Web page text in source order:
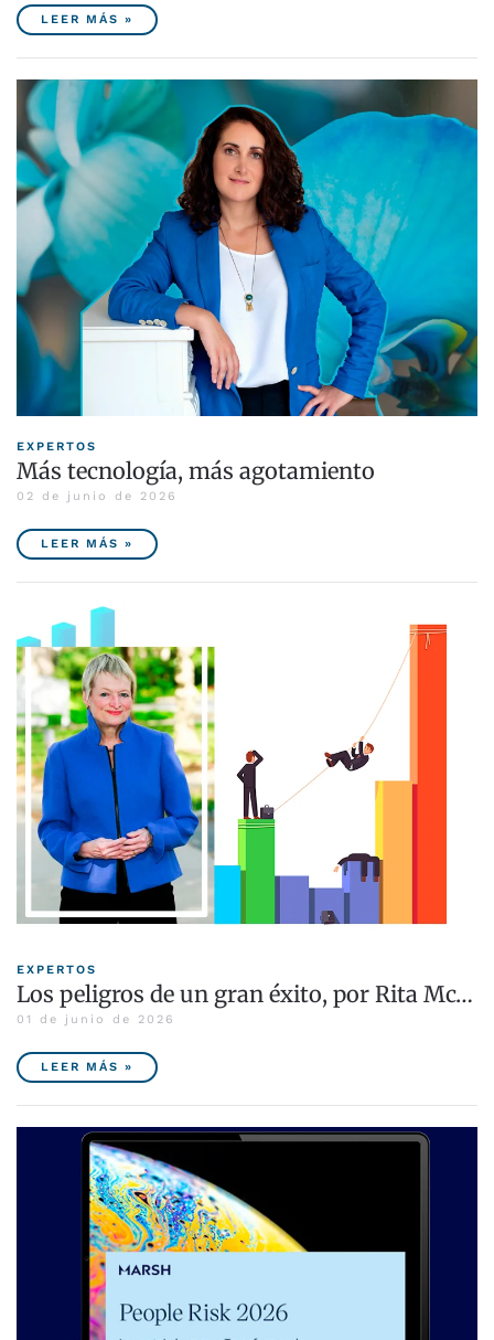
LEER MÁS »
EXPERTOS
Más tecnología, más agotamiento
02 de junio de 2026
LEER MÁS »
EXPERTOS
Los peligros de un gran éxito, por Rita Mc…
01 de junio de 2026
LEER MÁS »